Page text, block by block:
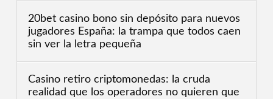
20bet casino bono sin depósito para nuevos
jugadores España: la trampa que todos caen
sin ver la letra pequeña
Casino retiro criptomonedas: la cruda
realidad que los operadores no quieren que